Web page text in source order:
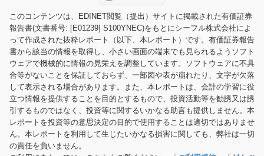
このコンテンツは、EDINET閲覧（提出）サイトに掲載された有価証券
報告書(文書番号: [E01239] S100YNEC)をもとにシーフル株式会社によ
って作成された抜粋レポート（以下、本レポート）です。有価証券報告
書から該当の情報を取得し、小さい画面の端末でも見られるようソフト
ウェアで機械的に情報の見栄えを調整しています。ソフトウェアに不具
合等がないことを保証しておらず、一部図や表が崩れたり、文字が欠落
して表示される場合があります。また、本レポートは、会計の学習に役
立つ情報を提供することを目的とするもので、投資活動等を勧誘又は誘
引するものではなく、投資等に関するいかなる助言も提供しません。本
レポートを投資等の意思決定の目的で使用することは適切ではありませ
ん。本レポートを利用して生じたいかなる損害に関しても、弊社は一切
の責任を負いません。